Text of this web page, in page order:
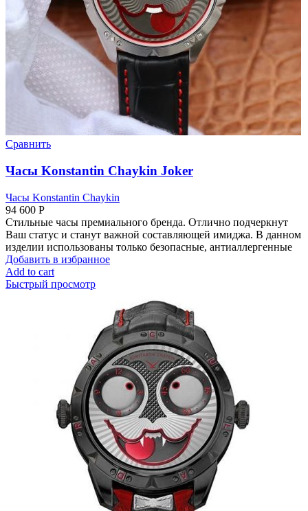
Сравнить
Часы Konstantin Chaykin Joker
Часы Konstantin Chaykin
94 600 Р
Стильные часы премиального бренда. Отлично подчеркнут
Ваш статус и станут важной составляющей имиджа. В данном
изделии использованы только безопасные, антиаллергенные
Добавить в избранное
Add to cart
Быстрый просмотр